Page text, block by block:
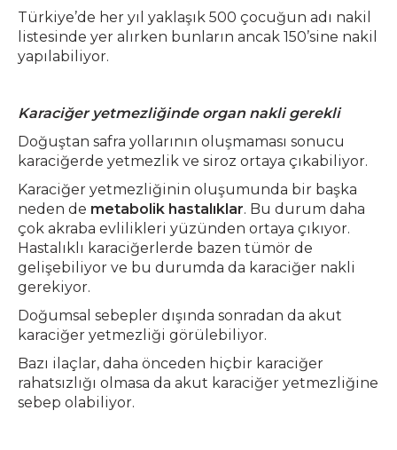
Türkiye’de her yıl yaklaşık 500 çocuğun adı nakil
listesinde yer alırken bunların ancak 150’sine nakil
yapılabiliyor.
Karaciğer yetmezliğinde organ nakli gerekli
Doğuştan safra yollarının oluşmaması sonucu
karaciğerde yetmezlik ve siroz ortaya çıkabiliyor.
Karaciğer yetmezliğinin oluşumunda bir başka
neden de metabolik hastalıklar. Bu durum daha
çok akraba evlilikleri yüzünden ortaya çıkıyor.
Hastalıklı karaciğerlerde bazen tümör de
gelişebiliyor ve bu durumda da karaciğer nakli
gerekiyor.
Doğumsal sebepler dışında sonradan da akut
karaciğer yetmezliği görülebiliyor.
Bazı ilaçlar, daha önceden hiçbir karaciğer
rahatsızlığı olmasa da akut karaciğer yetmezliğine
sebep olabiliyor.